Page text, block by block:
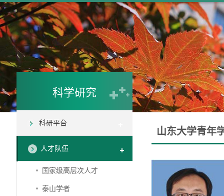
科学研究
科研平台
人才队伍
国家级高层次人才
泰山学者
山东大学青年